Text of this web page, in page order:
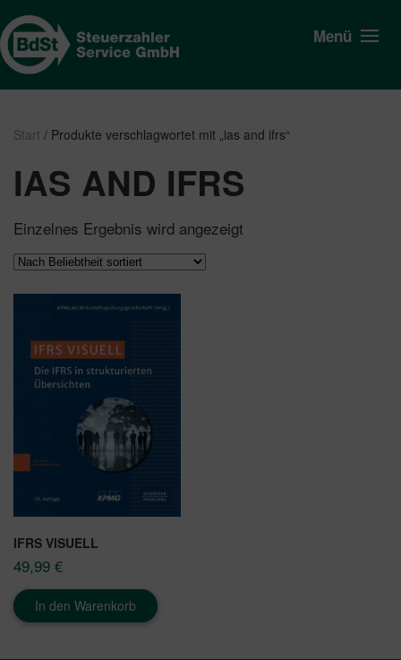
Menü
Start / Produkte verschlagwortet mit „ias and ifrs“
IAS AND IFRS
Einzelnes Ergebnis wird angezeigt
IFRS VISUELL
49,99 €
In den Warenkorb